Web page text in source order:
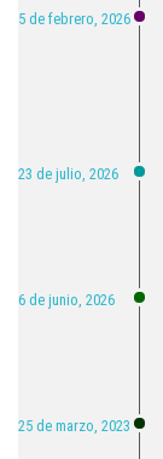
5 de febrero, 2026
23 de julio, 2026
6 de junio, 2026
25 de marzo, 2023